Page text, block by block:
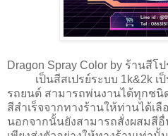
Dragon Spray Color by ร้านสีโ
เป็นสีสเปรย์ระบบ 1k&2k เ
รถยนต์ สามารถพ่นงานได้ทุกชนิ
สีสำเร็จจากทางร้านให้ท่านได้เลื
นอกจากนั้นยังสามารถสั่งผสมสี